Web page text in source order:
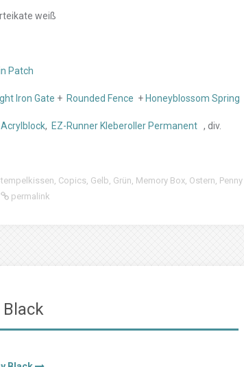
weiß
Patch
Iron Gate + Rounded Fence + Honeyblossom Spring
Acrylblock, EZ-Runner Kleberoller Permanent , div.
, Copics, Gelb, Grün, Memory Box, Ostern, Penny
permalink